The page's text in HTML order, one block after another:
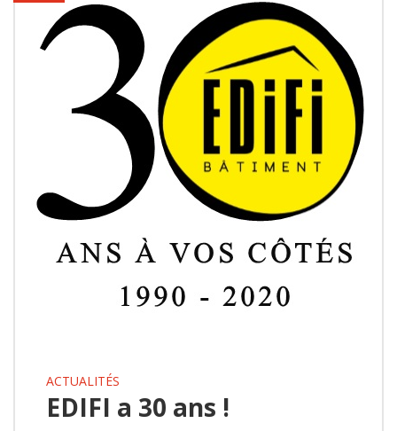
ACTUALITÉS
EDIFI a 30 ans !